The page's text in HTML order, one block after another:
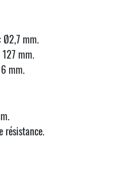
Ø2,7 mm.
mm.
mm.
résistance.